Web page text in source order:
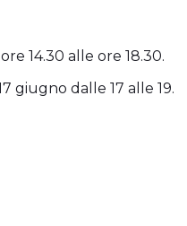
14.30 alle ore 18.30.
giugno dalle 17 alle 19.